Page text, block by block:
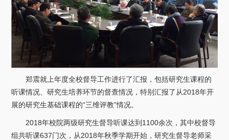
选择身份
信息系统
下载中心 联系我们 EN
郑震就上年度全校督导工作进行了汇报，包括研究生课程的
听课情况、研究生培养环节的督查情况，特别汇报了从2018年开
展的研究生基础课程的“三维评教”情况。
2018年校院两级研究生督导听课达到1100余次，其中校督导
组共听课637门次，从2018年秋季学期开始，研究生督导老师采